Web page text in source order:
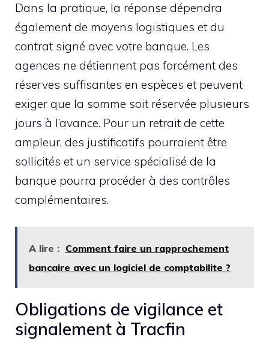
Dans la pratique, la réponse dépendra
également de moyens logistiques et du
contrat signé avec votre banque. Les
agences ne détiennent pas forcément des
réserves suffisantes en espèces et peuvent
exiger que la somme soit réservée plusieurs
jours à l’avance. Pour un retrait de cette
ampleur, des justificatifs pourraient être
sollicités et un service spécialisé de la
banque pourra procéder à des contrôles
complémentaires.
A lire : Comment faire un rapprochement
bancaire avec un logiciel de comptabilite ?
Obligations de vigilance et
signalement à Tracfin